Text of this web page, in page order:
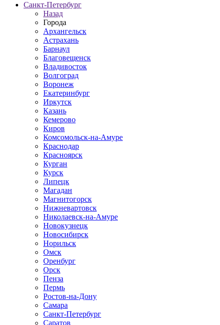
Санкт-Петербург
Назад
Города
Архангельск
Астрахань
Барнаул
Благовещенск
Владивосток
Волгоград
Воронеж
Екатеринбург
Иркутск
Казань
Кемерово
Киров
Комсомольск-на-Амуре
Краснодар
Красноярск
Курган
Курск
Липецк
Магадан
Магнитогорск
Нижневартовск
Николаевск-на-Амуре
Новокузнецк
Новосибирск
Норильск
Омск
Оренбург
Орск
Пенза
Пермь
Ростов-на-Дону
Самара
Санкт-Петербург
Саратов